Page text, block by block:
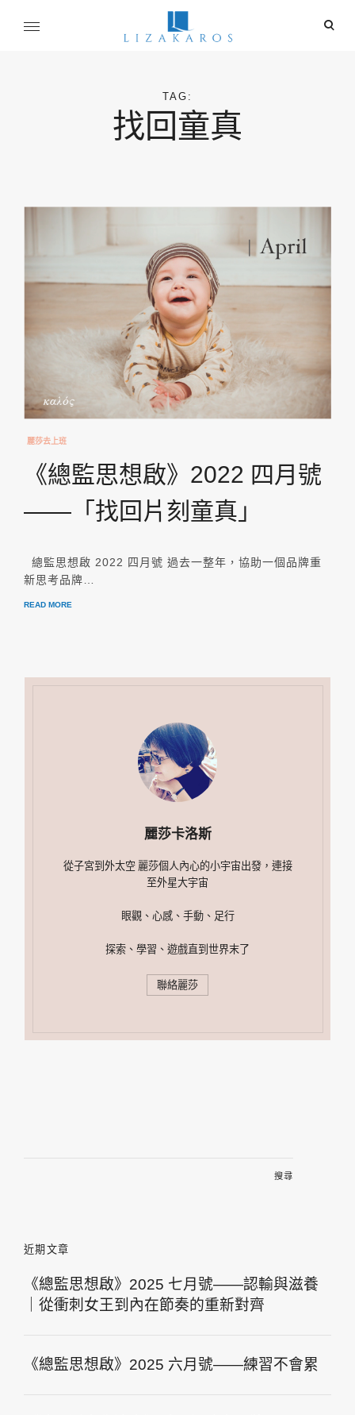
open
TAG:
找回童真
麗莎去上班
《總監思想啟》2022 四月號
——「找回片刻童真」
總監思想啟 2022 四月號 過去一整年，協助一個品牌重
新思考品牌…
READ MORE
麗莎卡洛斯
從子宮到外太空 麗莎個人內心的小宇宙出發，連接
至外星大宇宙
眼觀、心感、手動、足行
探索、學習、遊戲直到世界末了
聯絡麗莎
近期文章
《總監思想啟》2025 七月號——認輸與滋養
｜從衝刺女王到內在節奏的重新對齊
《總監思想啟》2025 六月號——練習不會累